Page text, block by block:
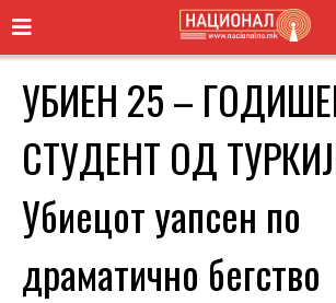
УБИЕН 25 –
СТУДЕНТ ОД
Убиецот уапсен по
драматично бегство